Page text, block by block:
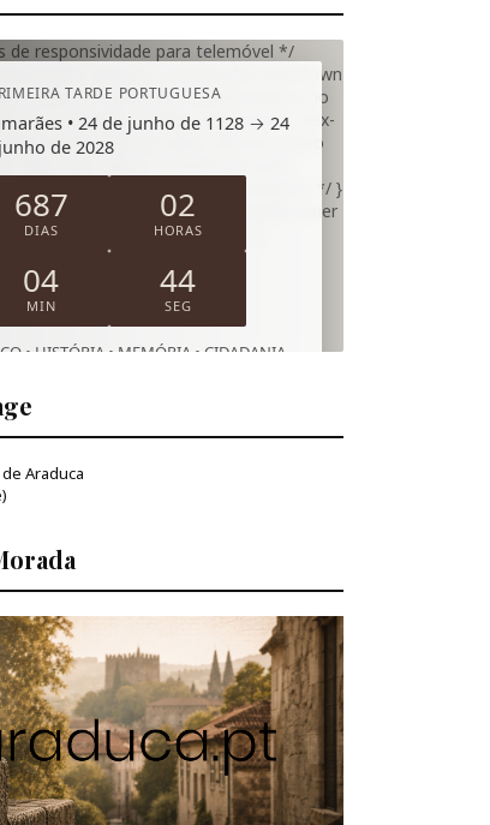
TARDE PORTUGUESA
• 24 de junho de 1128 → 24
de 2028
687
DIAS
02
HORAS
04
MIN
44
SEG
• HISTÓRIA • MEMÓRIA • CIDADANIA
de responsividade para telemóvel */
width: 600px) { .s-mamede-countdown
380px; /* aumenta a altura mínima no
*/ } .s-mamede-overlay { align-items: flex-
encostado ao topo, não ao centro
16px 12px 18px; } .s-mamede-card {
14px; /* um pouco mais compacto */ }
title { font-size: 20px; } .s-mamede-timer
width: 76px; padding: 8px 9px; } }
Araduca